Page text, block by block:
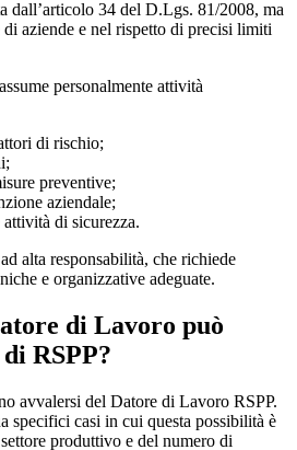
dall’articolo 34 del D.Lgs. 81/2008, ma
aziende e nel rispetto di precisi limiti
personalmente attività
di rischio;
preventive;
aziendale;
di sicurezza.
alta responsabilità, che richiede
e organizzative adeguate.
di Lavoro può
RSPP?
avvalersi del Datore di Lavoro RSPP.
casi in cui questa possibilità è
produttivo e del numero di